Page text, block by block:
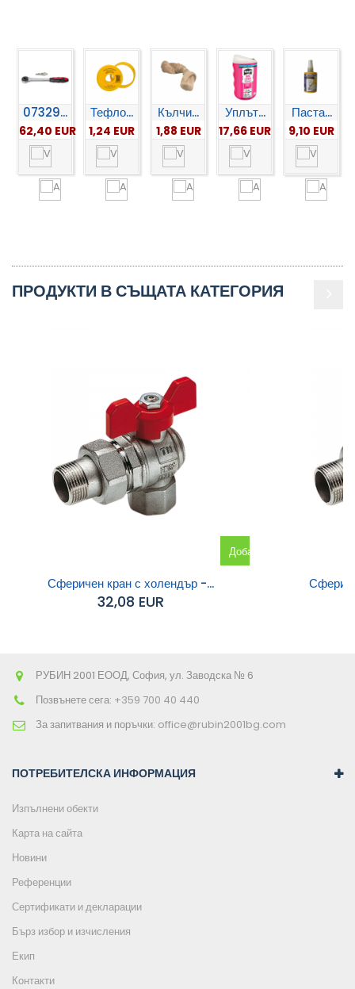
07329...
62,40 EUR
Тефло...
1,24 EUR
Кълчи...
1,88 EUR
Уплът...
17,66 EUR
Паста...
9,10 EUR
ПРОДУКТИ В СЪЩАТА КАТЕГОРИЯ
Добавяне
Сферичен кран с холендър -...
32,08 EUR
РУБИН 2001 ЕООД, София, ул. Заводска № 6
Позвънете сега: +359 700 40 440
За запитвания и поръчки: office@rubin2001bg.com
ПОТРЕБИТЕЛСКА ИНФОРМАЦИЯ
Изпълнени обекти
Карта на сайта
Новини
Референции
Сертификати и декларации
Бърз избор и изчисления
Екип
Контакти